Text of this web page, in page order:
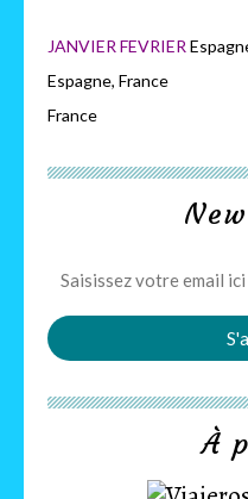
À
JANVIER FEVRIER
Espagne,
France